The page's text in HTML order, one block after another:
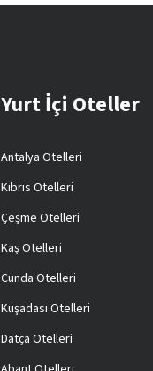
Yurt İçi Oteller
Antalya Otelleri
Kıbrıs Otelleri
Çeşme Otelleri
Kaş Otelleri
Cunda Otelleri
Kuşadası Otelleri
Datça Otelleri